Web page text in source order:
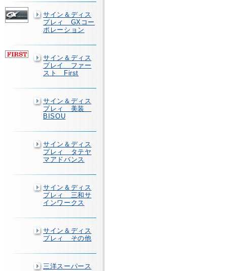
サイン＆ディス
プレィ GXコー
ポレーション
サイン＆ディス
プレイ ファー
スト First
サイン＆ディス
プレィ 美装
BISOU
サイン＆ディス
プレィ タテヤ
マアドバンス
サイン＆ディス
プレィ 三和サ
インワークス
サイン＆ディス
プレィ その他
三洋スーパース